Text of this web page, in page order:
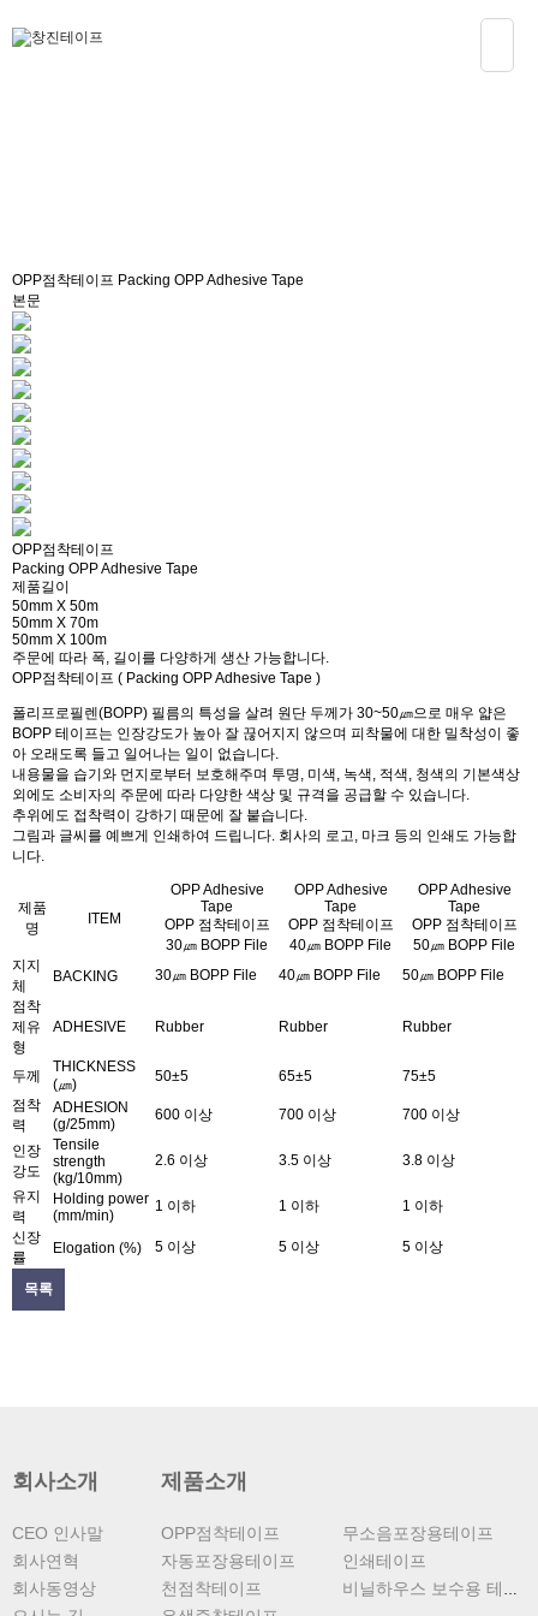
OPP점착테이프 Packing OPP Adhesive Tape
본문
OPP점착테이프
Packing OPP Adhesive Tape
제품길이
50mm X 50m
50mm X 70m
50mm X 100m
주문에 따라 폭, 길이를 다양하게 생산 가능합니다.
OPP점착테이프 ( Packing OPP Adhesive Tape )
폴리프로필렌(BOPP) 필름의 특성을 살려 원단 두께가 30~50㎛으로 매우 얇은
BOPP 테이프는 인장강도가 높아 잘 끊어지지 않으며 피착물에 대한 밀착성이 좋
아 오래도록 들고 일어나는 일이 없습니다.
내용물을 습기와 먼지로부터 보호해주며 투명, 미색, 녹색, 적색, 청색의 기본색상
외에도 소비자의 주문에 따라 다양한 색상 및 규격을 공급할 수 있습니다.
추위에도 접착력이 강하기 때문에 잘 붙습니다.
그림과 글씨를 예쁘게 인쇄하여 드립니다. 회사의 로고, 마크 등의 인쇄도 가능합
니다.
제품
명
ITEM
OPP Adhesive
Tape
OPP 점착테이프
30㎛ BOPP File
OPP Adhesive
Tape
OPP 점착테이프
40㎛ BOPP File
OPP Adhesive
Tape
OPP 점착테이프
50㎛ BOPP File
지지
체
BACKING 30㎛ BOPP File 40㎛ BOPP File
50㎛ BOPP File
점착
제유
형
ADHESIVE Rubber Rubber Rubber
두께
THICKNESS
(㎛)
50±5 65±5
75±5
점착
력
ADHESION
(g/25mm)
600 이상 700 이상 700 이상
인장
강도
Tensile
strength
(kg/10mm)
2.6 이상 3.5 이상 3.8 이상
유지
력
Holding power
(mm/min)
1 이하 1 이하
1 이하
신장
률
Elogation (%) 5 이상 5 이상 5 이상
목록
회사소개
CEO 인사말
회사연혁
회사동영상
제품소개
OPP점착테이프
무소음포장용테이프
자동포장용테이프
인쇄테이프
천점착테이프
비닐하우스 보수용 테이프